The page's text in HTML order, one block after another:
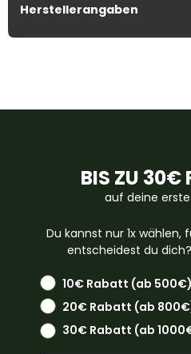
Herstellerangaben
BIS ZU 30€
auf deine
Du kannst nur 1x
entscheidest du
10€ Rabatt (ab 500€)
20€ Rabatt (ab
30€ Rabatt (ab